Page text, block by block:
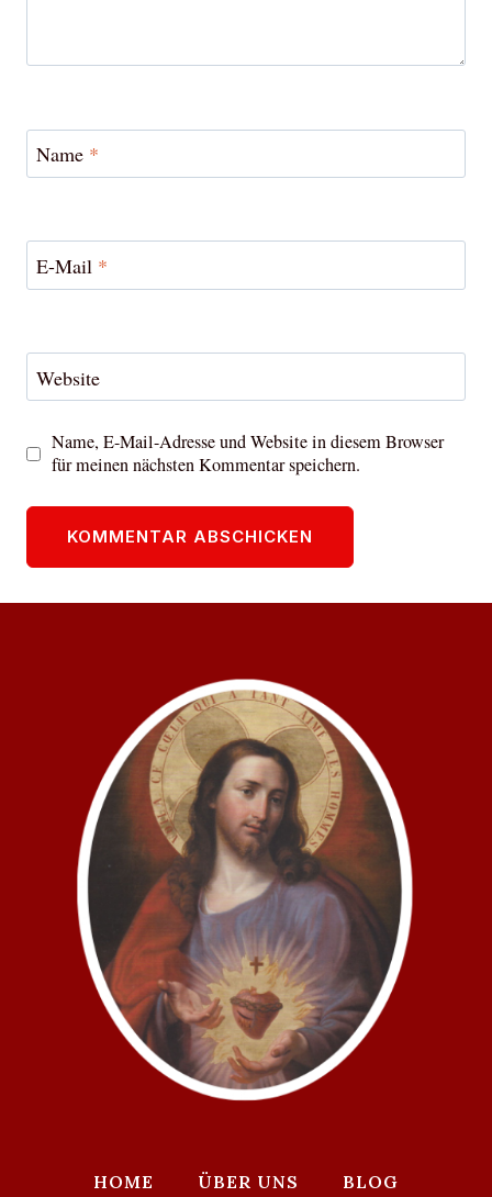
Name *
E-Mail *
Website
Name, E-Mail-Adresse und Website in diesem Browser
für meinen nächsten Kommentar speichern.
HOME ÜBER UNS BLOG